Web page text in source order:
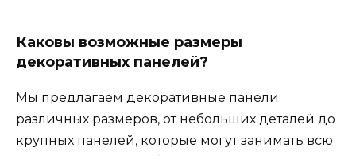
Каковы возможные размеры
декоративных панелей?
Мы предлагаем декоративные панели
различных размеров, от небольших деталей до
крупных панелей, которые могут занимать всю